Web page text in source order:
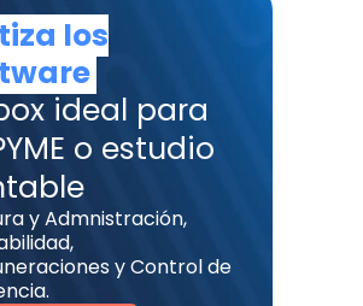
los
ideal para
o estudio
y Admnistración,
y Control de